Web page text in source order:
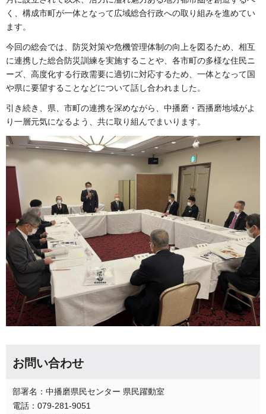
く、構成市町が一体となって広域総合行政への取り組みを進めてい
ます。
今回の総会では、防災対策や危機管理体制の向上を図るため、相互
に連携した総合防災訓練を実施することや、各市町の多様な住民ニ
ーズ、高度化する行政需要に適切に対応するため、一体となって国
や県に要望することなどについて話し合われました。
引き続き、県、市町の連携を深めながら、中播磨・西播磨地域がよ
り一層元気になるよう、共に取り組んでまいります。
お問い合わせ
部署名：中播磨県民センター 県民躍動室
電話：079-281-9051